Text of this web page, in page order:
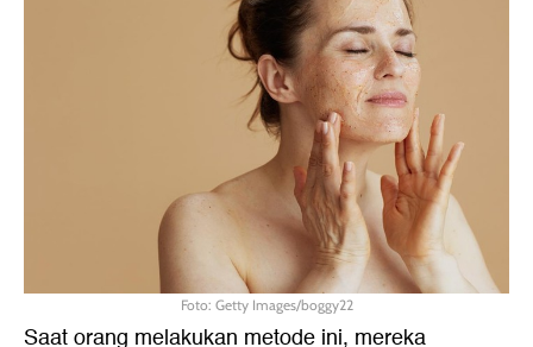
Foto: Getty Images/boggy22
Saat orang melakukan metode ini, mereka